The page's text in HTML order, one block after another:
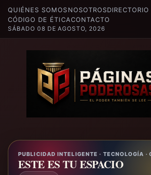
QUIÉNES SOMOSNOSOTROSDIRECTORIO
CÓDIGO DE ÉTICACONTACTO
SÁBADO 08 DE AGOSTO, 2026
PUBLICIDAD INTELIGENTE · TECNOLOGÍA ·
ESTE ES TU ESPACIO